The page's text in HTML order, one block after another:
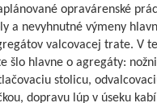
opravárenské
a nevyhnutné výmeny
valcovacej trate. V
šlo hlavne o agregáty:
stolicu,
dopravu lúp v úseku